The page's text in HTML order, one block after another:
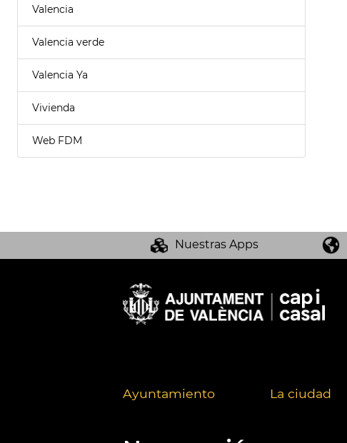
Valencia
Valencia verde
Valencia Ya
Vivienda
Web FDM
Nuestras Apps
Ayuntamiento La ciudad